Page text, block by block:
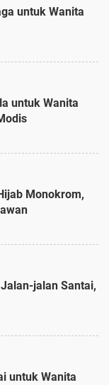
untuk Wanita
untuk Wanita
Monokrom,
jalan Santai,
untuk Wanita